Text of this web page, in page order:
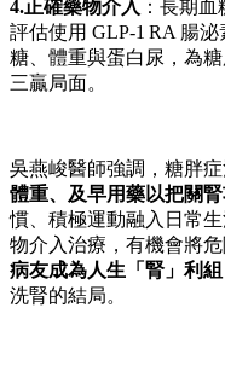
4.正確藥物介入 ：長期
評估使用 GLP‑1 RA 腸
糖、體重與蛋白尿，為
三贏局面。
吳燕峻醫師強調，糖胖
體重、及早用藥以把關腎
慣、積極運動融入日常
物介入治療，有機會將
病友成為人生「腎」利組
洗腎的結局。